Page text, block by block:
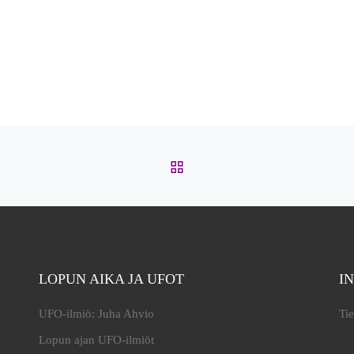
LOPUN AIKA JA UFOT
UFO-ilmiö: Juha Ahvio
Lopun ajan UFO-ilmiöt